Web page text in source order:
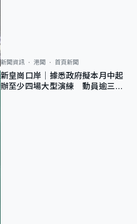
新聞資訊 港聞 首頁新聞
新皇崗口岸｜據悉政府擬本月中起
辦至少四場大型演練 動員逾三萬